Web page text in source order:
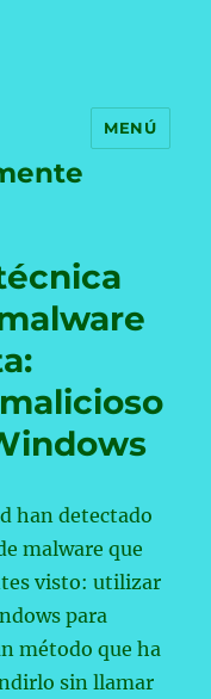
MENÚ
han detectado
malware que
visto: utilizar
para
método que ha
sin llamar